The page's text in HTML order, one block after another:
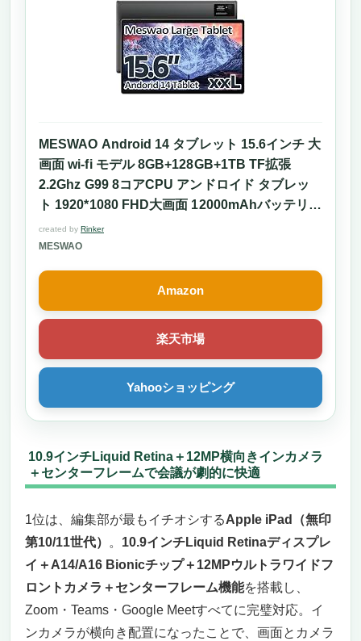
MESWAO Android 14 タブレット 15.6インチ 大
画面 wi-fi モデル 8GB+128GB+1TB TF拡張
2.2Ghz G99 8コアCPU アンドロイド タブレッ
ト 1920*1080 FHD大画面 12000mAhバッテリー
5MP/32MPカメラ Type-C充電+WiFi-
5+BT5.0+GMS認証+ GPS+オンライン授業 動画
created by Rinker
MESWAO
Amazon
楽天市場
Yahooショッピング
10.9インチLiquid Retina＋12MP横向きインカメラ
＋センターフレームで会議が劇的に快適
1位は、編集部が最もイチオシするApple iPad（無印
第10/11世代） 。 10.9インチLiquid Retinaディスプレ
イ＋A14/A16 Bionicチップ＋12MPウルトラワイドフ
ロントカメラ＋センターフレーム機能を搭載し、
Zoom・Teams・Google Meetすべてに完璧対応。イ
ンカメラが横向き配置になったことで、画面とカメラ